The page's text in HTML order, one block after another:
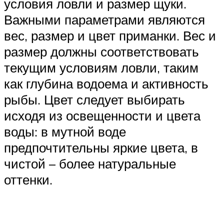
условия ловли и размер щуки.
Важными параметрами являются
вес, размер и цвет приманки. Вес и
размер должны соответствовать
текущим условиям ловли, таким
как глубина водоема и активность
рыбы. Цвет следует выбирать
исходя из освещенности и цвета
воды: в мутной воде
предпочтительны яркие цвета, в
чистой – более натуральные
оттенки.